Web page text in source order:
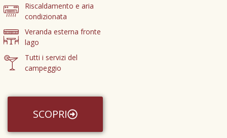
Riscaldamento e aria
condizionata
Veranda esterna fronte
lago
Tutti i servizi del
campeggio
SCOPRI